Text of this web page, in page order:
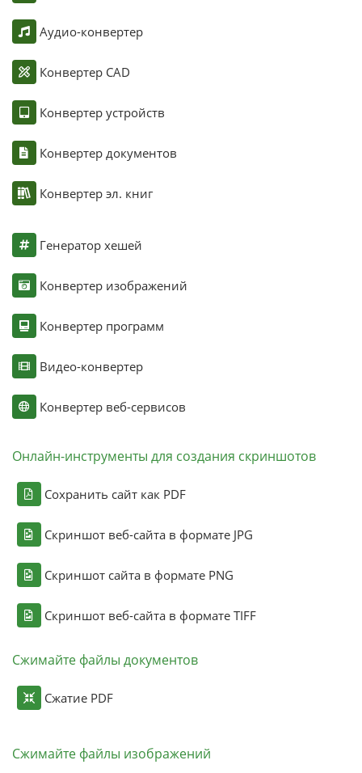
Аудио-конвертер
Конвертер CAD
Конвертер устройств
Конвертер документов
Конвертер эл. книг
Генератор хешей
Конвертер изображений
Конвертер программ
Видео-конвертер
Конвертер веб-сервисов
Онлайн-инструменты для создания скриншотов
Сохранить сайт как PDF
Скриншот веб-сайта в формате JPG
Скриншот сайта в формате PNG
Скриншот веб-сайта в формате TIFF
Сжимайте файлы документов
Сжатие PDF
Сжимайте файлы изображений